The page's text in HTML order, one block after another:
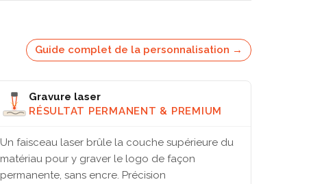
Guide complet de la personnalisation →
Gravure laser
RÉSULTAT PERMANENT & PREMIUM
Un faisceau laser brûle la couche supérieure du
matériau pour y graver le logo de façon
permanente, sans encre. Précision